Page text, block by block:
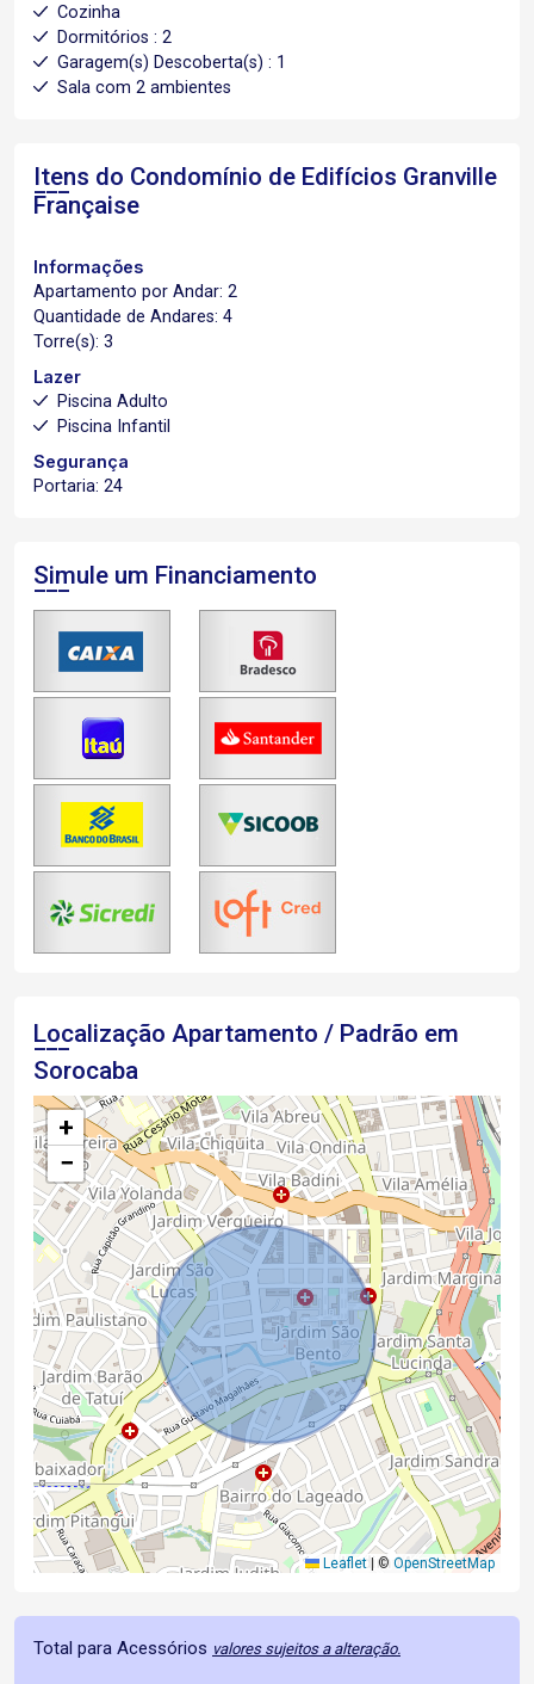
Cozinha
Dormitórios : 2
Garagem(s) Descoberta(s) : 1
Sala com 2 ambientes
Itens do Condomínio de Edifícios Granville
Française
Informações
Apartamento por Andar: 2
Quantidade de Andares: 4
Torre(s): 3
Lazer
Piscina Adulto
Piscina Infantil
Segurança
Portaria: 24
Simule um Financiamento
Localização Apartamento / Padrão em
Sorocaba
+
−
Leaflet | © OpenStreetMap
Total para Acessórios valores sujeitos a alteração.